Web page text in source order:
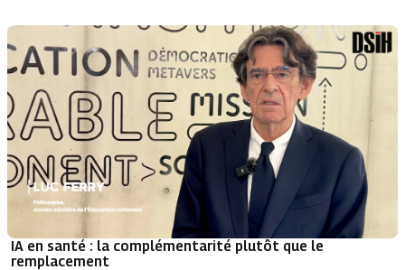
IA en santé : la complémentarité plutôt que le
remplacement